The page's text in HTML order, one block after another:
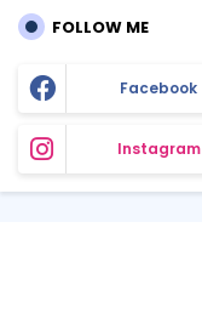
FOLLOW ME
Facebook
Instagram